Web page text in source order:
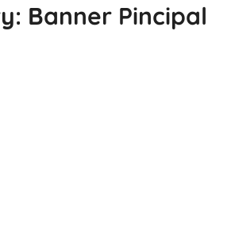
Banner Pincipal